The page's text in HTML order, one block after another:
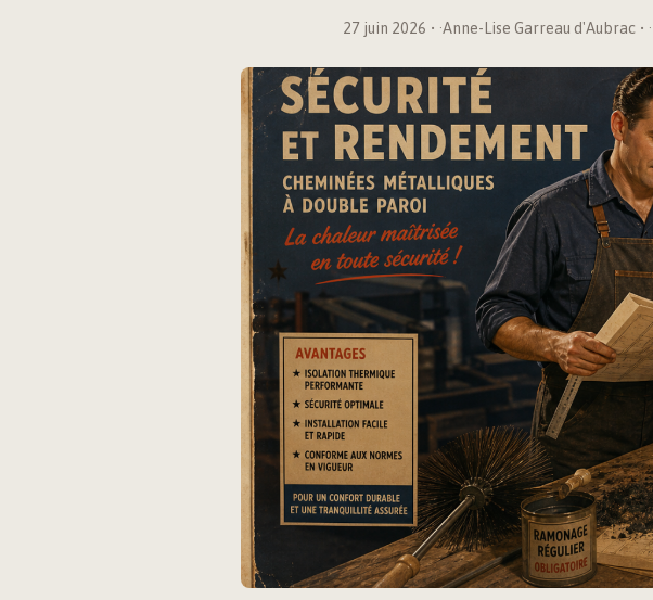
27 juin 2026 ·Anne-Lise Garreau d'Aubrac ·